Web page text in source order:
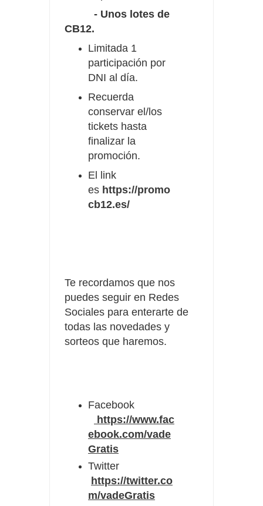
- Unos lotes de
CB12.
Limitada 1
participación por
DNI al día.
Recuerda
conservar el/los
tickets hasta
finalizar la
promoción.
El link
es https://promo
cb12.es/
Te recordamos que nos
puedes seguir en Redes
Sociales para enterarte de
todas las novedades y
sorteos que haremos.
Facebook
https://www.fac
ebook.com/vade
Gratis
Twitter
https://twitter.co
m/vadeGratis